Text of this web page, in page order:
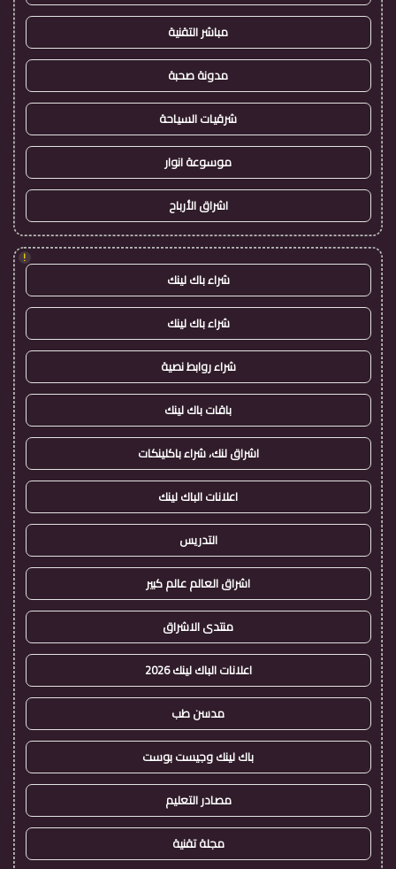
مباشر التقنية
مدونة صحبة
شرقيات السياحة
موسوعة انوار
اشراق الأرباح
!
شراء باك لينك
شراء باك لينك
شراء روابط نصية
باقات باك لينك
اشراق لنك، شراء باكلينكات
اعلانات الباك لينك
التدريس
اشراق العالم عالم كبير
منتدى الاشراق
اعلانات الباك لينك 2026
مدسن طب
باك لينك وجيست بوست
مصادر التعليم
مجلة تقنية